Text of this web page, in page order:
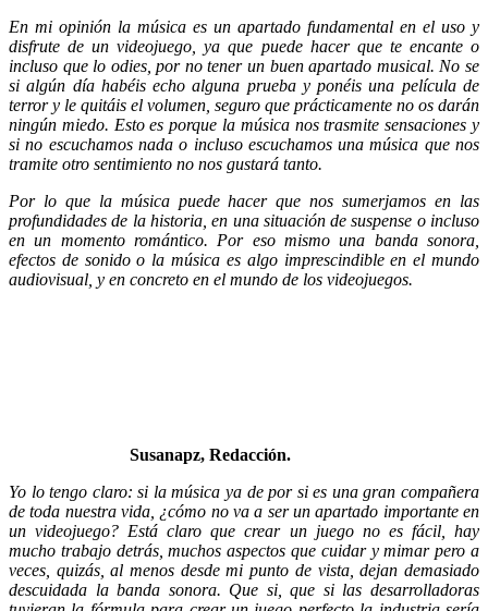
En mi opinión la música es un apartado fundamental en el uso y
disfrute de un videojuego, ya que puede hacer que te encante o
incluso que lo odies, por no tener un buen apartado musical. No se
si algún día habéis echo alguna prueba y ponéis una película de
terror y le quitáis el volumen, seguro que prácticamente no os darán
ningún miedo. Esto es porque la música nos trasmite sensaciones y
si no escuchamos nada o incluso escuchamos una música que nos
tramite otro sentimiento no nos gustará tanto.
Por lo que la música puede hacer que nos sumerjamos en las
profundidades de la historia, en una situación de suspense o incluso
en un momento romántico. Por eso mismo una banda sonora,
efectos de sonido o la música es algo imprescindible en el mundo
audiovisual, y en concreto en el mundo de los videojuegos.
Susanapz, Redacción.
Yo lo tengo claro: si la música ya de por si es una gran compañera
de toda nuestra vida, ¿cómo no va a ser un apartado importante en
un videojuego? Está claro que crear un juego no es fácil, hay
mucho trabajo detrás, muchos aspectos que cuidar y mimar pero a
veces, quizás, al menos desde mi punto de vista, dejan demasiado
descuidada la banda sonora. Que si, que si las desarrolladoras